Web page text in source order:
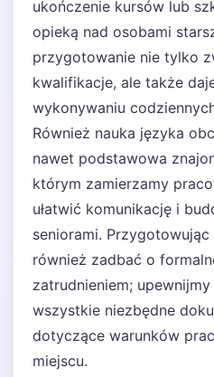
ukończenie kursów lub
opieką nad osobami
przygotowanie nie tylko
kwalifikacje, ale także
wykonywaniu
Również nauka języka
nawet podstawowa
którym zamierzamy
ułatwić komunikację i
seniorami.
również zadbać o
zatrudnieniem;
wszystkie niezbędne
dotyczące warunków
miejscu.